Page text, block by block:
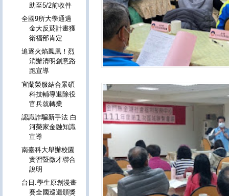
助至5/2前收件
全國9所大學通過
金大反菸計畫獲
衛福部肯定
追逐火焰鳳凰！烈
消辦清明創意路
跑宣導
宜蘭榮服結合景碩
科技輔導退除役
官兵就轉業
認識詐騙新手法 白
河榮家金融知識
宣導
南臺科大舉辦校園
實習暨徵才聯合
說明
台日.學生原創漫畫
賽全國巡迴頒獎